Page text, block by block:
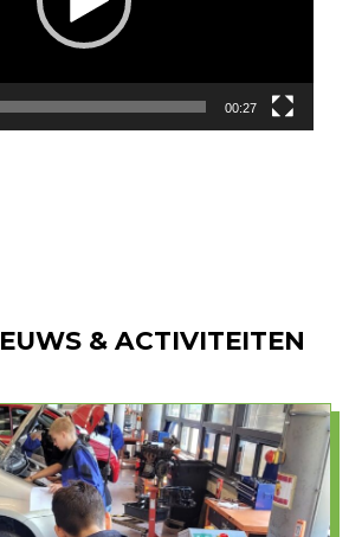
00:27
& ACTIVITEITEN